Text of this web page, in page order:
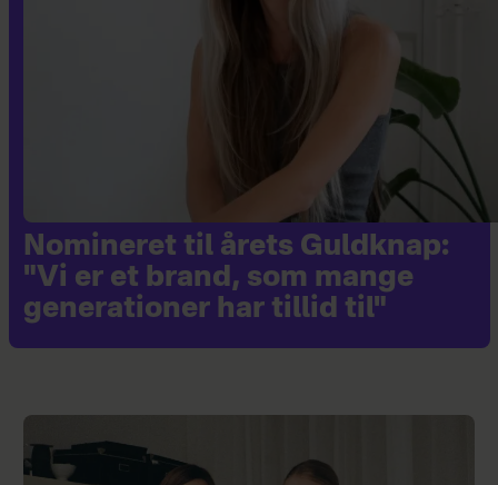
Nomineret til årets Guldknap:
"Vi er et brand, som mange
generationer har tillid til"